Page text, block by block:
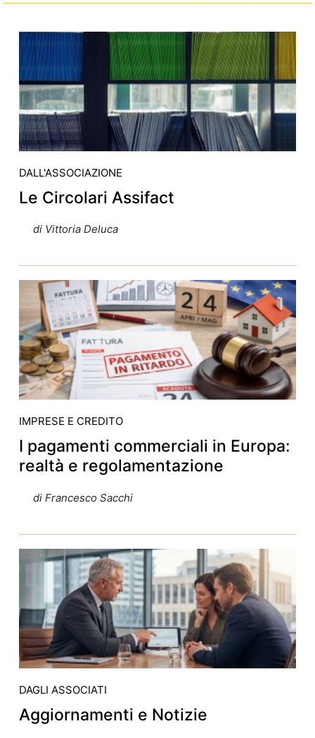
DALL'ASSOCIAZIONE
Le Circolari Assifact
di Vittoria Deluca
IMPRESE E CREDITO
I pagamenti commerciali in Europa:
realtà e regolamentazione
di Francesco Sacchi
DAGLI ASSOCIATI
Aggiornamenti e Notizie